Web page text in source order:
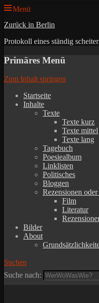
Menü
Zurück in Berlin
Protokoll eines ständig
Primäres Menü
Zum Inhalt springen
Startseite
Inhalte
Texte
Texte kurz
Texte mittel
Texte lang
Tagebuch
Poesiealbum
Linklisten
Politisches
Bloggen
Rezensionen
Film
Literatur
Bilder
About
Suchen
Suche nach: